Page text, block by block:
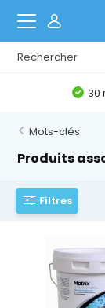
30
Mots-clés
Produits
Filtres